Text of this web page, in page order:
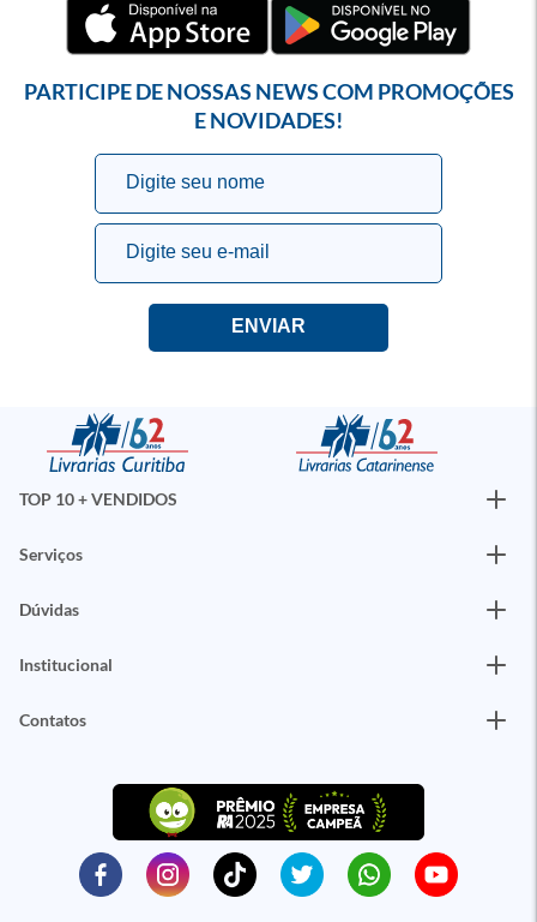
PARTICIPE DE NOSSAS NEWS COM PROMOÇÕES
E NOVIDADES!
TOP 10 + VENDIDOS
Serviços
Dúvidas
Institucional
Contatos